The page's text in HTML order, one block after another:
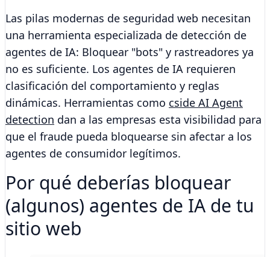
Las pilas modernas de seguridad web necesitan
una herramienta especializada de detección de
agentes de IA: Bloquear "bots" y rastreadores ya
no es suficiente. Los agentes de IA requieren
clasificación del comportamiento y reglas
dinámicas. Herramientas como cside AI Agent
detection dan a las empresas esta visibilidad para
que el fraude pueda bloquearse sin afectar a los
agentes de consumidor legítimos.
Por qué deberías bloquear
(algunos) agentes de IA de tu
sitio web